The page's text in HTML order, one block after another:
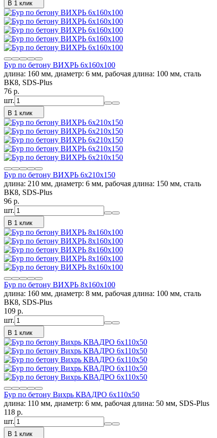
В 1 клик
Бур по бетону ВИХРЬ 6x160x100
длина: 160 мм, диаметр: 6 мм, рабочая длина: 100 мм, сталь
ВК8, SDS-Plus
76 p.
шт.
В 1 клик
Бур по бетону ВИХРЬ 6x210x150
длина: 210 мм, диаметр: 6 мм, рабочая длина: 150 мм, сталь
ВК8, SDS-Plus
96 p.
шт.
В 1 клик
Бур по бетону ВИХРЬ 8x160x100
длина: 160 мм, диаметр: 8 мм, рабочая длина: 100 мм, сталь
ВК8, SDS-Plus
109 p.
шт.
В 1 клик
Бур по бетону Вихрь КВАДРО 6x110x50
длина: 110 мм, диаметр: 6 мм, рабочая длина: 50 мм, SDS-Plus
118 p.
шт.
В 1 клик